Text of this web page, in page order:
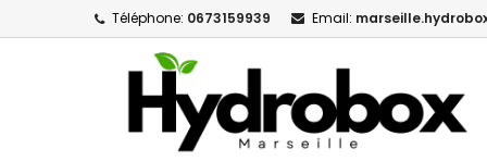
Téléphone: 0673159939 Email: